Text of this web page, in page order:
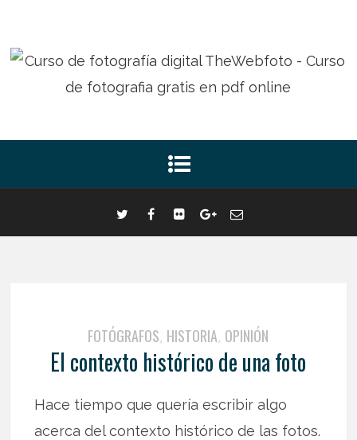
FOTÓGRAFOS, HISTORIA, OPINIÓN
El contexto histórico de una foto
Hace tiempo que quería escribir algo
acerca del contexto histórico de las fotos.